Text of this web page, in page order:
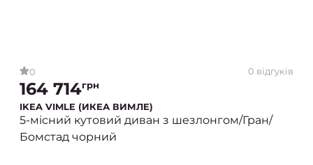
0 0 відгуків
164 714грн
IKEA VIMLE (ИКЕА ВИМЛЕ)
5-місний кутовий диван з шезлонгом/Гран/
Бомстад чорний